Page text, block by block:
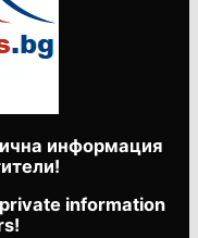
информация
information